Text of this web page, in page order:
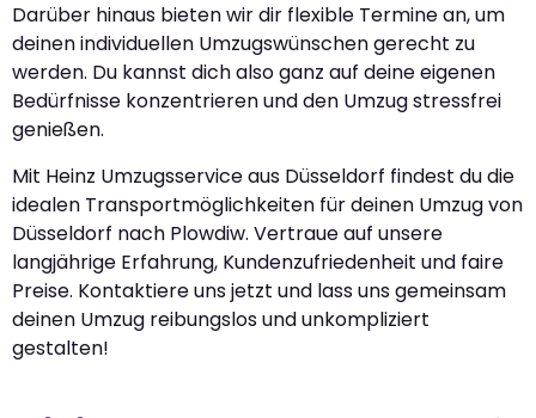
Darüber hinaus bieten wir dir flexible Termine an, um
deinen individuellen Umzugswünschen gerecht zu
werden. Du kannst dich also ganz auf deine eigenen
Bedürfnisse konzentrieren und den Umzug stressfrei
genießen.
Mit Heinz Umzugsservice aus Düsseldorf findest du die
idealen Transportmöglichkeiten für deinen Umzug von
Düsseldorf nach Plowdiw. Vertraue auf unsere
langjährige Erfahrung, Kundenzufriedenheit und faire
Preise. Kontaktiere uns jetzt und lass uns gemeinsam
deinen Umzug reibungslos und unkompliziert
gestalten!